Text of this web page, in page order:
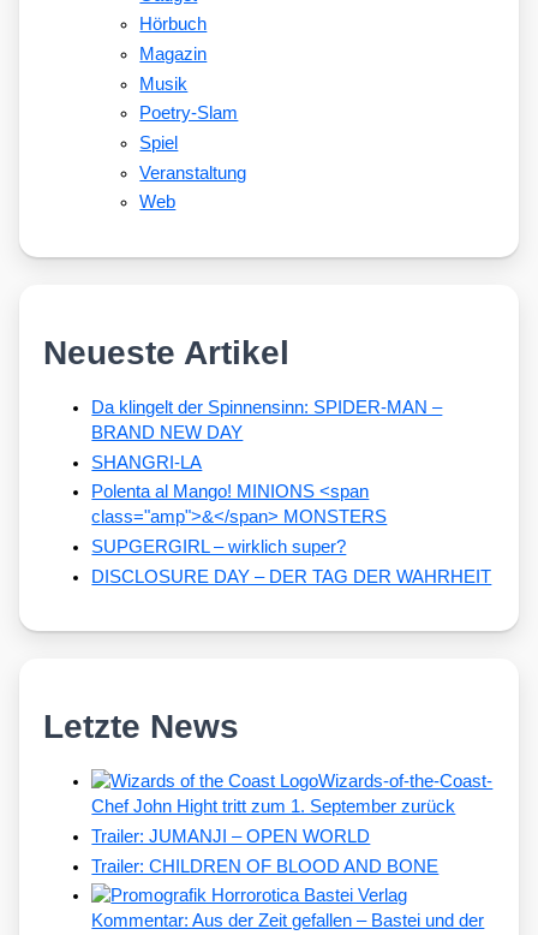
Hörbuch
Magazin
Musik
Poetry-Slam
Spiel
Veranstaltung
Web
Neueste Artikel
Da klingelt der Spinnensinn: SPIDER-MAN –
BRAND NEW DAY
SHANGRI-LA
Polenta al Mango! MINIONS <span
class="amp">&</span> MONSTERS
SUPGERGIRL – wirklich super?
DISCLOSURE DAY – DER TAG DER WAHRHEIT
Letzte News
Wizards-of-the-Coast-
Chef John Hight tritt zum 1. September zurück
Trailer: JUMANJI – OPEN WORLD
Trailer: CHILDREN OF BLOOD AND BONE
Kommentar: Aus der Zeit gefallen – Bastei und der